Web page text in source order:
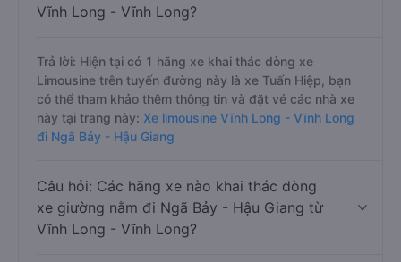
Vĩnh Long - Vĩnh Long?
Trả lời: Hiện tại có 1 hãng xe khai thác dòng xe
Limousine trên tuyến đường này là xe Tuấn Hiệp, bạn
có thể tham khảo thêm thông tin và đặt vé các nhà xe
này tại trang này: Xe limousine Vĩnh Long - Vĩnh Long
đi Ngã Bảy - Hậu Giang
Câu hỏi: Các hãng xe nào khai thác dòng
xe giường nằm đi Ngã Bảy - Hậu Giang từ
Vĩnh Long - Vĩnh Long?